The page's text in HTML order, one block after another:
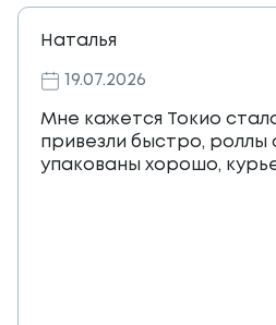
Наталья
19.07.2026
Мне кажется Токио
привезли быстро, роллы
упакованы хорошо,